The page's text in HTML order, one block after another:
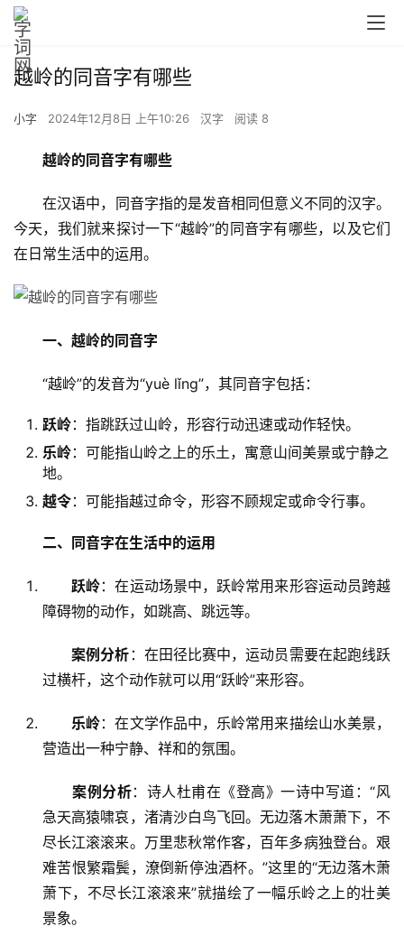
越岭的同音字有哪些
小字 2024年12月8日 上午10:26 汉字 阅读 8
越岭的同音字有哪些
在汉语中，同音字指的是发音相同但意义不同的汉字。
今天，我们就来探讨一下“越岭”的同音字有哪些，以及它们
在日常生活中的运用。
一、越岭的同音字
“越岭”的发音为“yuè lǐng”，其同音字包括：
跃岭：指跳跃过山岭，形容行动迅速或动作轻快。
乐岭：可能指山岭之上的乐土，寓意山间美景或宁静之
地。
越令：可能指越过命令，形容不顾规定或命令行事。
二、同音字在生活中的运用
跃岭：在运动场景中，跃岭常用来形容运动员跨越
障碍物的动作，如跳高、跳远等。
案例分析 ：在田径比赛中，运动员需要在起跑线跃
过横杆，这个动作就可以用“跃岭”来形容。
乐岭：在文学作品中，乐岭常用来描绘山水美景，
营造出一种宁静、祥和的氛围。
案例分析：诗人杜甫在《登高》一诗中写道：“风
急天高猿啸哀，渚清沙白鸟飞回。无边落木萧萧下，不
尽长江滚滚来。万里悲秋常作客，百年多病独登台。艰
难苦恨繁霜鬓，潦倒新停浊酒杯。”这里的“无边落木萧
萧下，不尽长江滚滚来”就描绘了一幅乐岭之上的壮美
景象。